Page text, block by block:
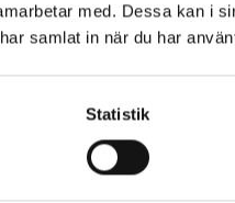
med. Dessa kan i
samlat in när du har
Statistik
när man